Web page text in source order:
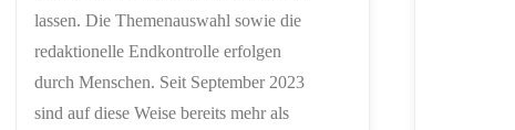
lassen. Die Themenauswahl sowie die
redaktionelle Endkontrolle erfolgen
durch Menschen. Seit September 2023
sind auf diese Weise bereits mehr als